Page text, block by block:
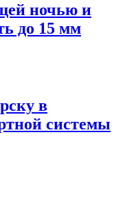
ночью и
до 15 мм
в
системы